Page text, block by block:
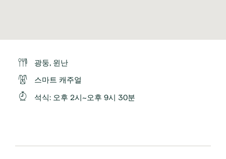
광둥, 윈난
스마트 캐주얼
석식: 오후 2시~오후 9시 30분